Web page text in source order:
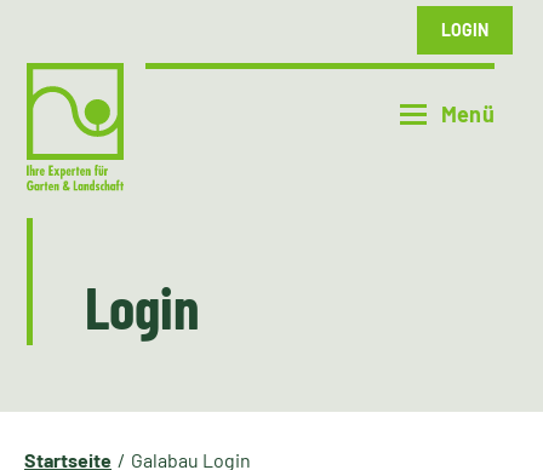
LOGIN
Login
Startseite Galabau Login